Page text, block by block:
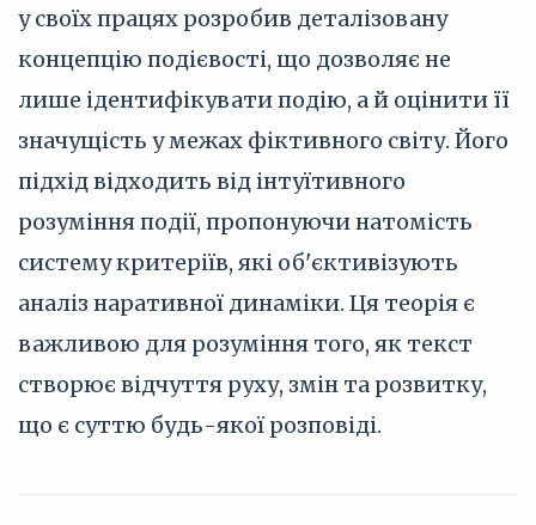
у своїх працях розробив деталізовану
концепцію подієвості, що дозволяє не
лише ідентифікувати подію, а й оцінити її
значущість у межах фіктивного світу. Його
підхід відходить від інтуїтивного
розуміння події, пропонуючи натомість
систему критеріїв, які об'єктивізують
аналіз наративної динаміки. Ця теорія є
важливою для розуміння того, як текст
створює відчуття руху, змін та розвитку,
що є суттю будь-якої розповіді.